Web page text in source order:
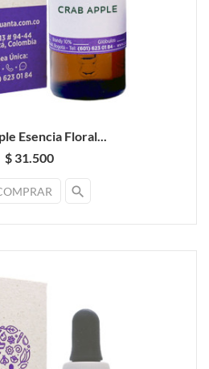
Esencia Floral...
$ 31.500
search